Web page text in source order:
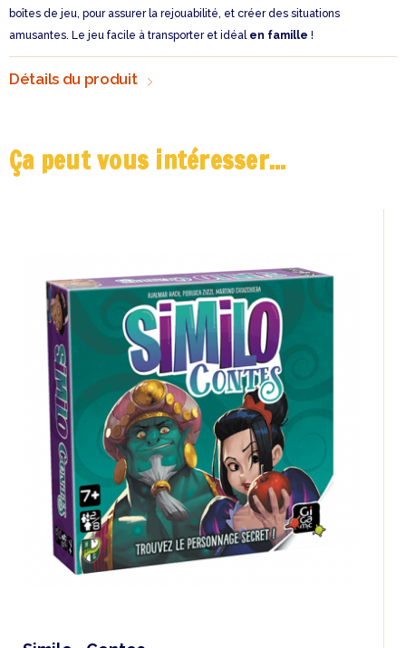
boîtes de jeu, pour assurer la rejouabilité, et créer des situations
amusantes. Le jeu facile à transporter et idéal en famille !
Détails du produit
Ça peut vous intéresser...